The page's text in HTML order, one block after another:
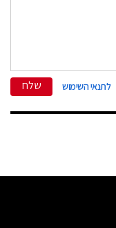
לתנאי השימוש שלח